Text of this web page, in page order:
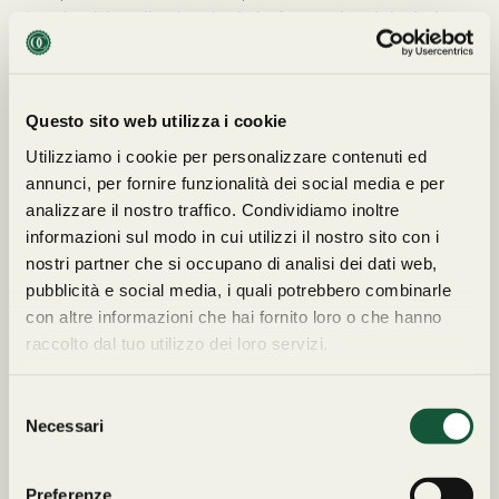
Questo sito web utilizza i cookie
Utilizziamo i cookie per personalizzare contenuti ed
annunci, per fornire funzionalità dei social media e per
analizzare il nostro traffico. Condividiamo inoltre
informazioni sul modo in cui utilizzi il nostro sito con i
nostri partner che si occupano di analisi dei dati web,
pubblicità e social media, i quali potrebbero combinarle
con altre informazioni che hai fornito loro o che hanno
raccolto dal tuo utilizzo dei loro servizi.
Necessari
Preferenze
cinturino è in pelle. L’ orologio ha la scatola originale, la
garanzia è quella originale Omega. (seriale: 807xxxx).
Tutte le spedizioni
sono
tracciabili
e
assicurate per
l’intero importo
Reso entro 14
giorni
. I costi di
spedizione non
sono rimborsabili.